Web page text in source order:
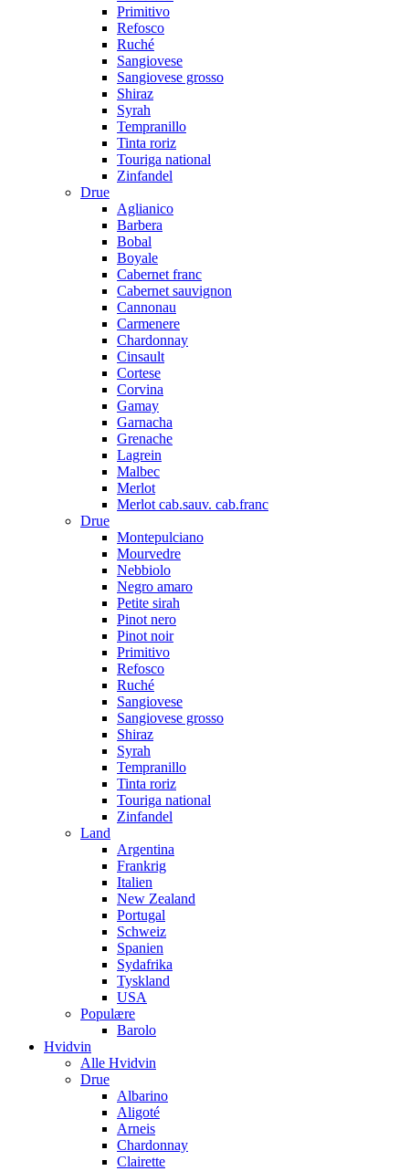
Primitivo
Refosco
Ruché
Sangiovese
Sangiovese grosso
Shiraz
Syrah
Tempranillo
Tinta roriz
Touriga national
Zinfandel
Drue
Aglianico
Barbera
Bobal
Boyale
Cabernet franc
Cabernet sauvignon
Cannonau
Carmenere
Chardonnay
Cinsault
Cortese
Corvina
Gamay
Garnacha
Grenache
Lagrein
Malbec
Merlot
Merlot cab.sauv. cab.franc
Drue
Montepulciano
Mourvedre
Nebbiolo
Negro amaro
Petite sirah
Pinot nero
Pinot noir
Primitivo
Refosco
Ruché
Sangiovese
Sangiovese grosso
Shiraz
Syrah
Tempranillo
Tinta roriz
Touriga national
Zinfandel
Land
Argentina
Frankrig
Italien
New Zealand
Portugal
Schweiz
Spanien
Sydafrika
Tyskland
USA
Populære
Barolo
Hvidvin
Alle Hvidvin
Drue
Albarino
Aligoté
Arneis
Chardonnay
Clairette